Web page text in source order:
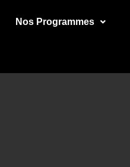
Nos Programmes